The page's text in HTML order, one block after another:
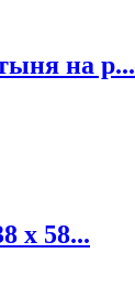
на р...
х 58...